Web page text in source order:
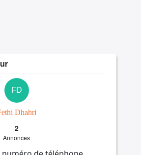
FD
Dhahri
2
Annonces